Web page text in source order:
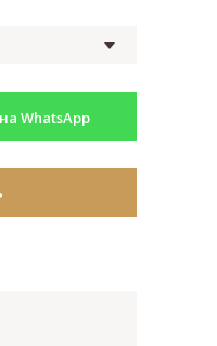
WhatsApp